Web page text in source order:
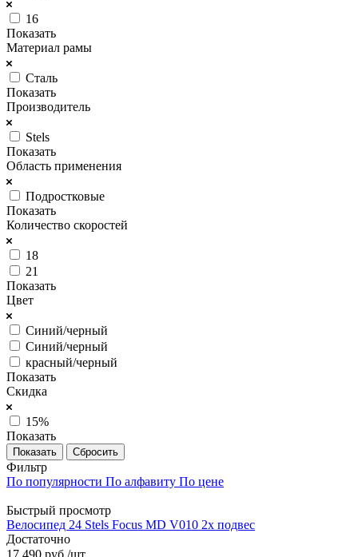
16
Показать
Материал рамы
Сталь
Показать
Производитель
Stels
Показать
Область применения
Подростковые
Показать
Количество скоростей
18
21
Показать
Цвет
Синий/черный
Синий/черный
красный/черный
Показать
Скидка
15%
Показать
Сбросить
Фильтр
По популярности По алфавиту По цене
Быстрый просмотр
Велосипед 24 Stels Focus MD V010 2х подвес
Достаточно